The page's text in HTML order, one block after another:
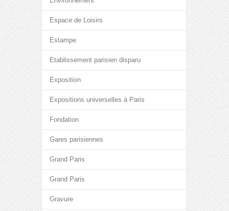
Espace de Loisirs
Estampe
Etablissement parisien disparu
Exposition
Expositions universelles à Paris
Fondation
Gares parisiennes
Grand Paris
Grand Paris
Gravure